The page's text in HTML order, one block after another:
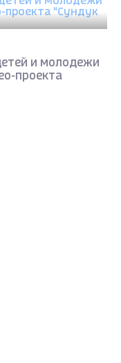
и молодежи
проекта